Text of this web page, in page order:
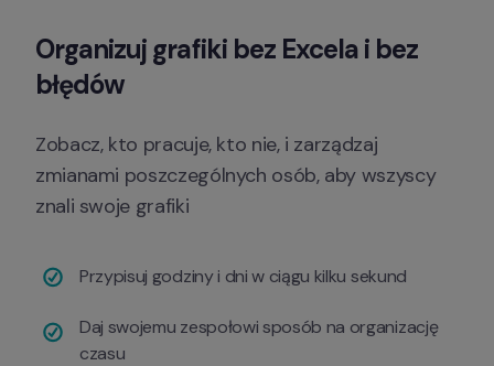
Organizuj grafiki bez Excela i bez
błędów
Zobacz, kto pracuje, kto nie, i zarządzaj
zmianami poszczególnych osób, aby wszyscy
znali swoje grafiki
Przypisuj godziny i dni w ciągu kilku sekund
Daj swojemu zespołowi sposób na organizację
czasu